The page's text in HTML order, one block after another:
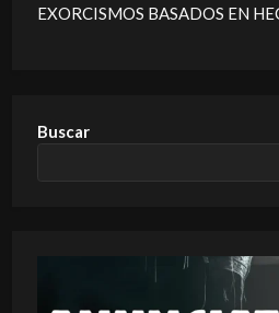
EXORCISMOS BASADOS EN
Buscar